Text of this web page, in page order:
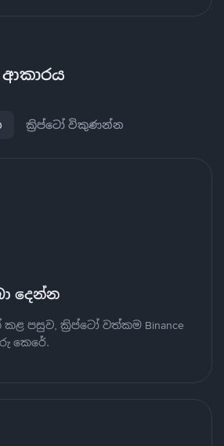
ආකාරය
ක්‍රිප්ටෝ විකුණන්න
දෙන්න
පසුව, ක්‍රිප්ටෝ වත්කම Binance
කෙරේ.